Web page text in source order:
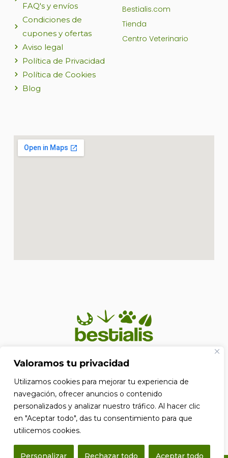
Valoramos tu privacidad
Utilizamos cookies para mejorar tu experiencia de
navegación, ofrecer anuncios o contenido
personalizados y analizar nuestro tráfico. Al hacer clic
en "Aceptar todo", das tu consentimiento para que
utilicemos cookies.
Personalizar Rechazar todo Aceptar todo
En Bestialis unimos calidad, confianza y pasión por los
merecen. Porque su bienestar no es solo nuestra
prioridad, es nuestra razón de ser.
F
a
c
FAQ's y envíos
Condiciones de
cupones y ofertas
Aviso legal
Política de Privacidad
Política de Cookies
Blog
Bestialis.com
Tienda
Centro Veterinario